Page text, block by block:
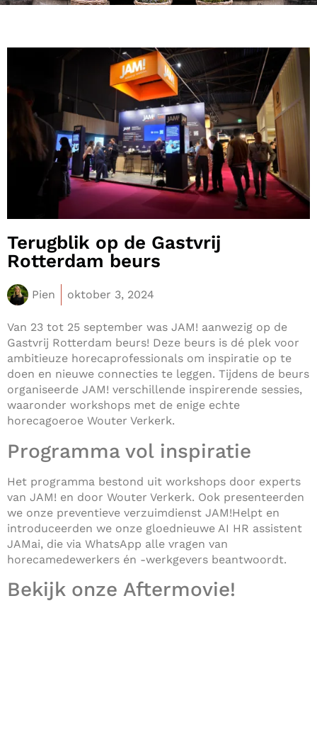
Terugblik op de Gastvrij
Rotterdam beurs
Pien oktober 3, 2024
Van 23 tot 25 september was JAM! aanwezig op de
Gastvrij Rotterdam beurs! Deze beurs is dé plek voor
ambitieuze horecaprofessionals om inspiratie op te
doen en nieuwe connecties te leggen. Tijdens de beurs
organiseerde JAM! verschillende inspirerende sessies,
waaronder workshops met de enige echte
horecagoeroe Wouter Verkerk.
Programma vol inspiratie
Het programma bestond uit workshops door experts
van JAM! en door Wouter Verkerk. Ook presenteerden
we onze preventieve verzuimdienst JAM!Helpt en
introduceerden we onze gloednieuwe AI HR assistent
JAMai, die via WhatsApp alle vragen van
horecamedewerkers én -werkgevers beantwoordt.
Bekijk onze Aftermovie!